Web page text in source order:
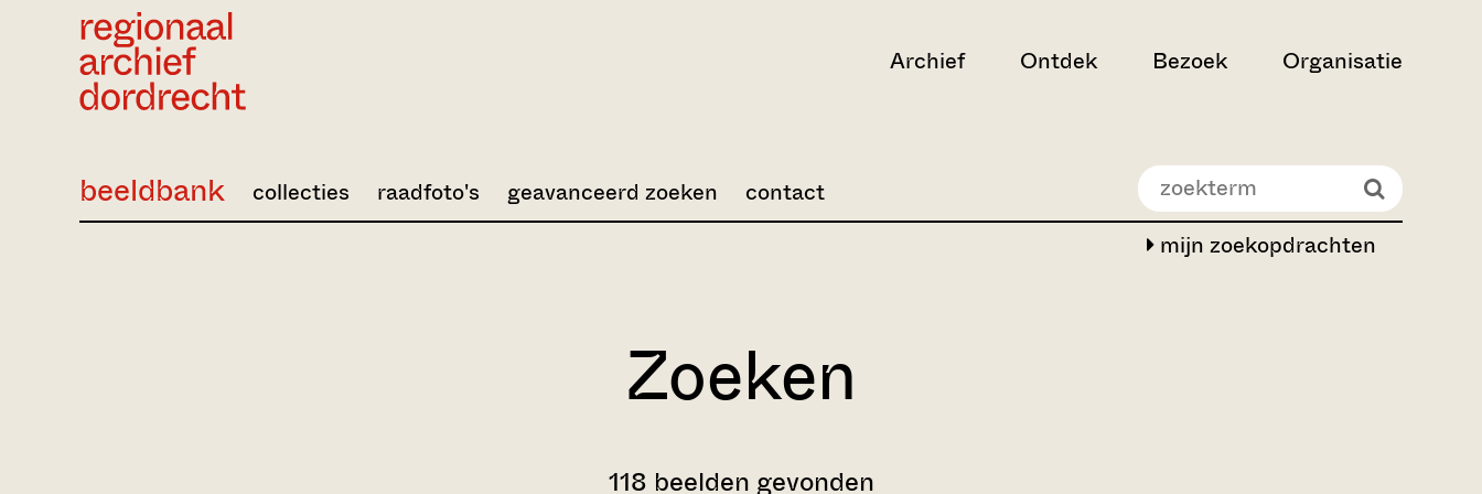
Archief Ontdek Bezoek Organisatie
mijn zoekopdrachten
beeldbank collecties raadfoto's geavanceerd zoeken contact
Zoeken
118 beelden gevonden